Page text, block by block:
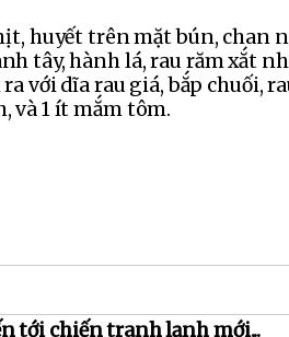
huyết trên mặt bún, chan
tây, hành lá, rau răm xắt
với dĩa rau giá, bắp chuối,
và 1 ít mắm tôm.
tới chiến tranh lạnh mới...